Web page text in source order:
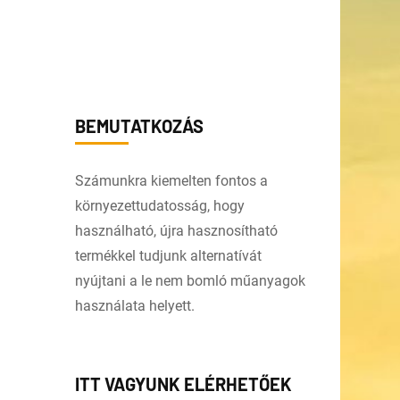
BEMUTATKOZÁS
Számunkra kiemelten fontos a
környezettudatosság, hogy
használható, újra hasznosítható
termékkel tudjunk alternatívát
nyújtani a le nem bomló műanyagok
használata helyett.
ITT VAGYUNK ELÉRHETŐEK